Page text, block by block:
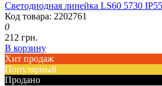
Светодиодная линейка LS60 5730
Код товара: 2202761
0
212 грн.
В корзину
Хит продаж
Популярный
Продано